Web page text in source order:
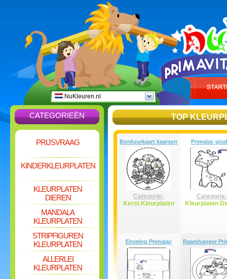
NuKleuren.nl
CATEGORIEËN
PRIJSVRAAG
KINDERKLEURPLATEN
KLEURPLATEN
DIEREN
MANDALA
KLEURPLATEN
STRIPFIGUREN
KLEURPLATEN
ALLERLEI
KLEURPLATEN
TOP
Borduurkaart kaarsen
Categorie:
Kerst Kleurplaten
Primalac
Categorie:
Kleurplaten
Envelop Primalac Raamhanger